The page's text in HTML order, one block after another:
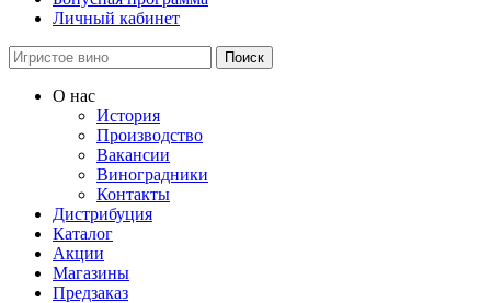
Личный кабинет
Поиск
О нас
История
Производство
Вакансии
Виноградники
Контакты
Дистрибуция
Каталог
Акции
Магазины
Предзаказ